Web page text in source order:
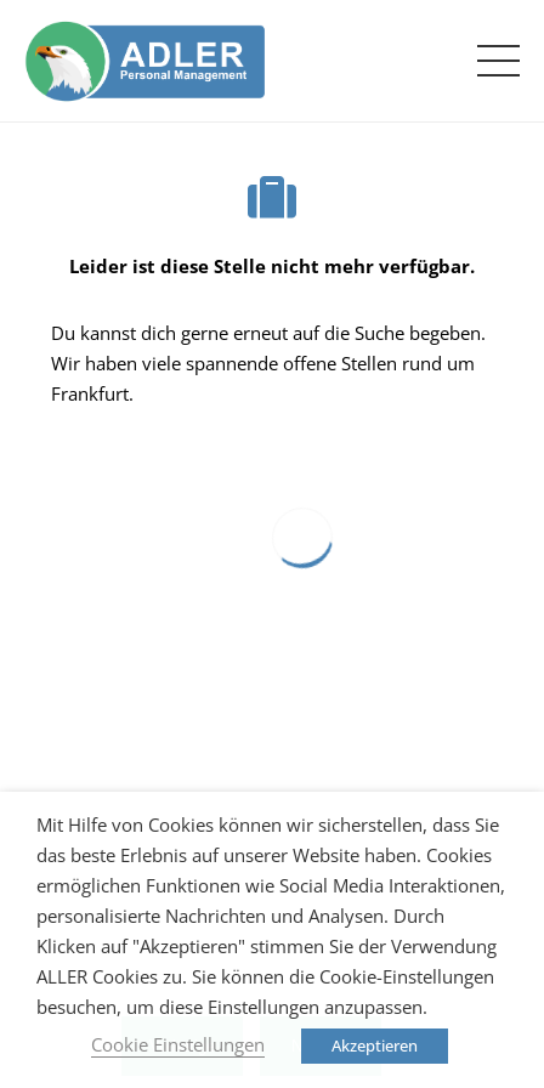
Leider ist diese Stelle nicht mehr verfügbar.
Du kannst dich gerne erneut auf die Suche begeben.
Wir haben viele spannende offene Stellen rund um
Frankfurt.
Mit Hilfe von Cookies können wir sicherstellen, dass Sie
das beste Erlebnis auf unserer Website haben. Cookies
ermöglichen Funktionen wie Social Media Interaktionen,
personalisierte Nachrichten und Analysen. Durch
Klicken auf "Akzeptieren" stimmen Sie der Verwendung
ALLER Cookies zu. Sie können die Cookie-Einstellungen
besuchen, um diese Einstellungen anzupassen.
Cookie Einstellungen
Akzeptieren